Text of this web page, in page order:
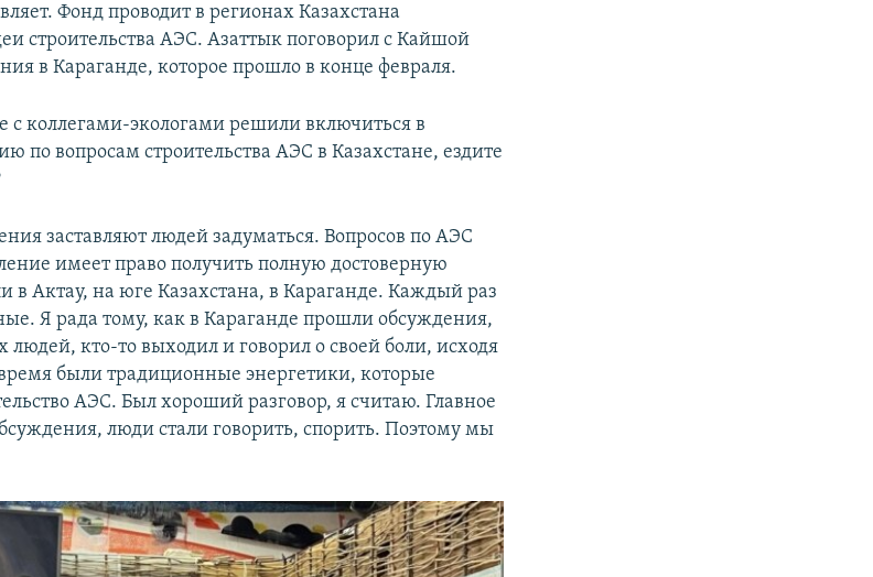
Фонд проводит в регионах Казахстана
строительства АЭС. Азаттык поговорил с Кайшой
в Караганде, которое прошло в конце февраля.
с коллегами-экологами решили включиться в
вопросам строительства АЭС в Казахстане, ездите
заставляют людей задуматься. Вопросов по АЭС
имеет право получить полную достоверную
Актау, на юге Казахстана, в Караганде. Каждый раз
Я рада тому, как в Караганде прошли обсуждения,
кто-то выходил и говорил о своей боли, исходя
были традиционные энергетики, которые
АЭС. Был хороший разговор, я считаю. Главное
люди стали говорить, спорить. Поэтому мы